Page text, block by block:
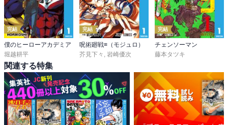
完結
僕のヒーローアカデミア
堀越耕平
完結
呪術廻戦≡（モジュロ）
芥見下々
岩崎優次
完結
チェンソーマン
藤本タツキ
関連する特集